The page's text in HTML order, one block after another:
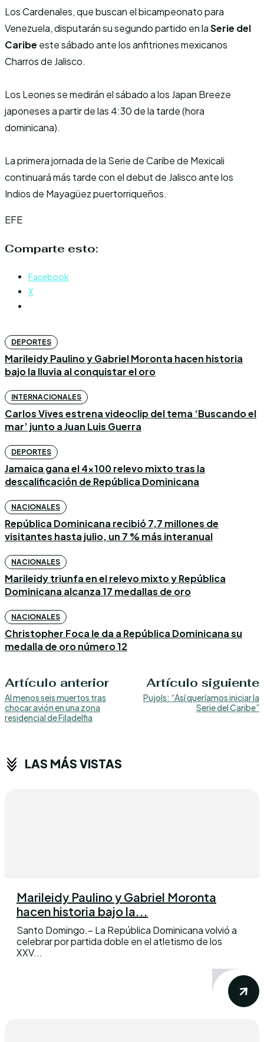
Los Cardenales, que buscan el bicampeonato para
Venezuela, disputarán su segundo partido en laSerie del
Caribe este sábado ante los anfitriones mexicanos
Charros de Jalisco.
Los Leones se medirán el sábado a los Japan Breeze
japoneses a partir de las 4:30 de la tarde (hora
dominicana).
La primera jornada de la Serie de Caribe de Mexicali
continuará más tarde con el debut de Jalisco ante los
Indios de Mayagüez puertorriqueños.
EFE
Comparte esto:
Facebook
X
DEPORTES
Marileidy Paulino y Gabriel Moronta hacen historia
bajo la lluvia al conquistar el oro
INTERNACIONALES
Carlos Vives estrena videoclip del tema ‘Buscando el
mar’ junto a Juan Luis Guerra
DEPORTES
Jamaica gana el 4×100 relevo mixto tras la
descalificación de República Dominicana
NACIONALES
República Dominicana recibió 7,7 millones de
visitantes hasta julio, un 7 % más interanual
NACIONALES
Marileidy triunfa en el relevo mixto y República
Dominicana alcanza 17 medallas de oro
NACIONALES
Christopher Foca le da a República Dominicana su
medalla de oro número 12
Artículo anterior
Al menos seis muertos tras
chocar avión en una zona
residencial de Filadelfia
Artículo siguiente
Pujols: “Así queríamos iniciar la
Serie del Caribe”
LAS MÁS VISTAS
Marileidy Paulino y Gabriel Moronta
hacen historia bajo la...
Santo Domingo.– La República Dominicana volvió a
celebrar por partida doble en el atletismo de los
XXV...